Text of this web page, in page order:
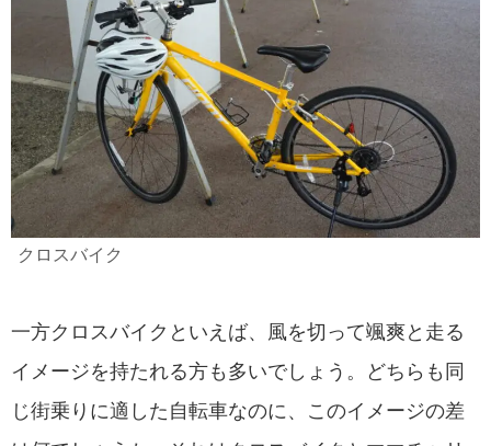
クロスバイク
一方クロスバイクといえば、風を切って颯爽と走る
イメージを持たれる方も多いでしょう。どちらも同
じ街乗りに適した自転車なのに、このイメージの差